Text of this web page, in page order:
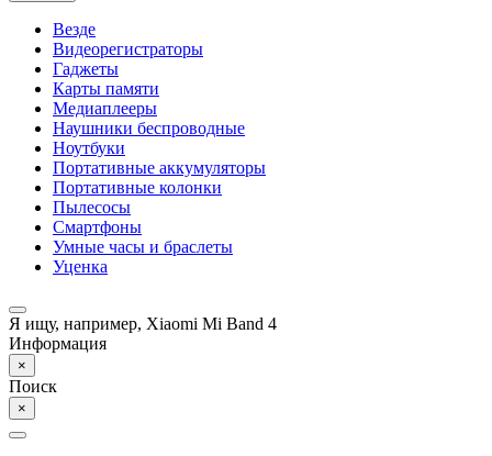
Везде
Видеорегистраторы
Гаджеты
Карты памяти
Медиаплееры
Наушники беспроводные
Ноутбуки
Портативные аккумуляторы
Портативные колонки
Пылесосы
Смартфоны
Умные часы и браслеты
Уценка
Я ищу, например, Xiaomi Mi Band 4
Информация
×
Поиск
×